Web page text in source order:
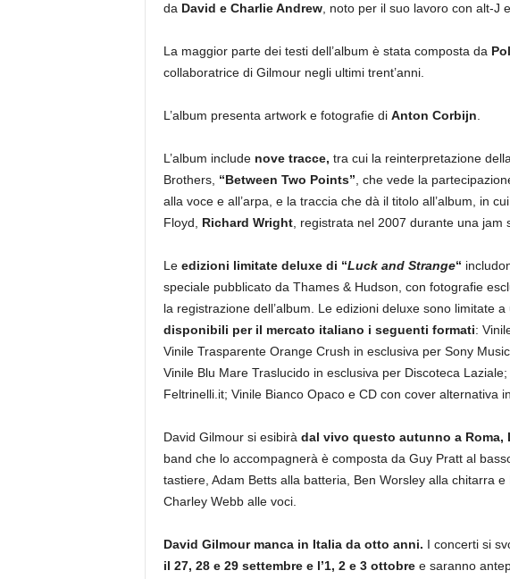
da David e Charlie Andrew, noto per il suo lavoro con alt-J
La maggior parte dei testi dell’album è stata composta da
collaboratrice di Gilmour negli ultimi trent’anni.
L’album presenta artwork e fotografie di Anton Corbijn
L’album include nove tracce, tra cui la reinterpretazione
Brothers, “Between Two Points” , che vede la
alla voce e all’arpa, e la traccia che dà il titolo all’album, in
Floyd, Richard Wright, registrata nel 2007 durante una jam
Le edizioni limitate deluxe di “Luck and Strange“
speciale pubblicato da Thames & Hudson, con fotografie
la registrazione dell’album. Le edizioni deluxe sono limitate
disponibili per il mercato italiano i seguenti formati:
Vinile Trasparente Orange Crush in esclusiva per Sony
Vinile Blu Mare Traslucido in esclusiva per Discoteca
Feltrinelli.it; Vinile Bianco Opaco e CD con cover alternativa
David Gilmour si esibirà dal vivo questo autunno a Roma,
band che lo accompagnerà è composta da Guy Pratt al
tastiere, Adam Betts alla batteria, Ben Worsley alla chitarra
Charley Webb alle voci.
David Gilmour manca in Italia da otto anni. I concerti si
il 27, 28 e 29 settembre e l’1, 2 e 3 ottobree saranno